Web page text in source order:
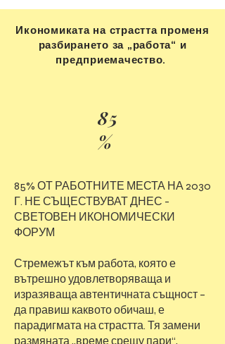
Икономиката на страстта променя
разбирането за „работа“ и
предприемачество.
85
%
85% ОТ РАБОТНИТЕ МЕСТА НА 2030
Г. НЕ СЪЩЕСТВУВАТ ДНЕС -
СВЕТОВЕН ИКОНОМИЧЕСКИ
ФОРУМ
Стремежът към работа, която е
вътрешно удовлетворяваща и
изразяваща автентичната същност –
да правиш каквото обичаш, е
парадигмата на страстта. Тя замени
размяната „време срещу пари“,